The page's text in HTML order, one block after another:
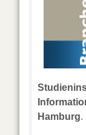
Hamburg.